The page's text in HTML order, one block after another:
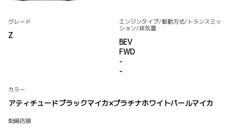
グレード
Z
エンジンタイプ/駆動方式/ トランスミッ
ション/排気量
BEV
FWD
-
-
カラー
アティチュードブラックマイカ×プラチナホワイトパールマイカ
配備店舗